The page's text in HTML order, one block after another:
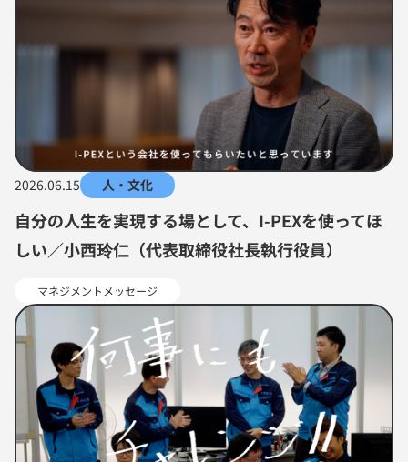
2026.06.15 人・文化
自分の人生を実現する場として、I-PEXを使ってほ
しい／小西玲仁（代表取締役社長執行役員）
マネジメントメッセージ